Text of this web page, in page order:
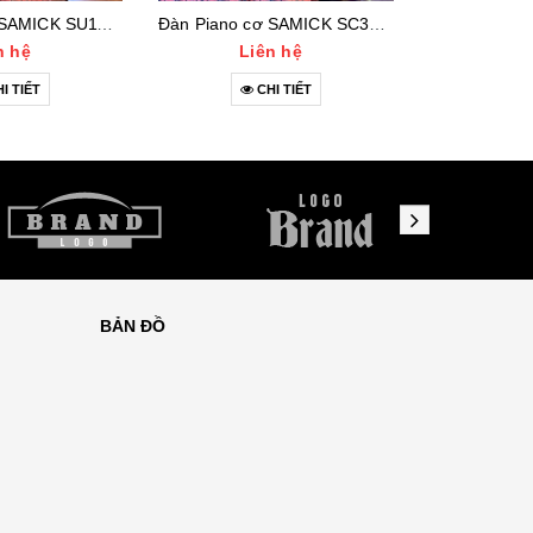
hệ
TIẾT
Liên hệ
CHI TIẾT
BẢN ĐỒ